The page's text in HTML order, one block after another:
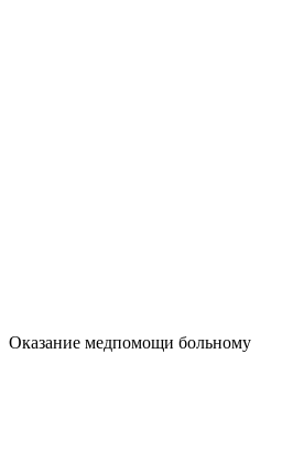
Оказание медпомощи больному